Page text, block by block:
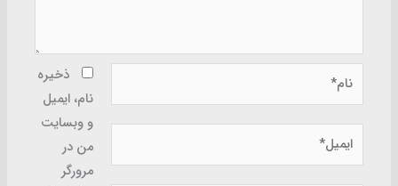
نام*
ایمیل*
ذخیره
نام، ایمیل
و وبسایت
من در
مرورگر